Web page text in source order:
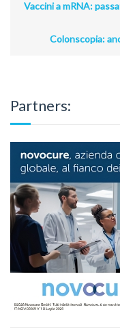
Vaccini a mRNA:
Colonscopia:
Partners: